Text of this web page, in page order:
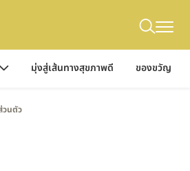
มุ่งสู่เส้นทางสุขภาพดี ของขวัญ
วนตัว